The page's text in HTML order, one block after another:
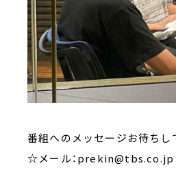
番組へのメッセージお待ちし
☆メール：prekin@tbs.co.jp